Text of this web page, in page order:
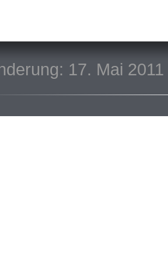
17. Mai